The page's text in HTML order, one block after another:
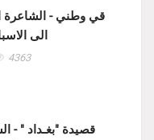
قي وطني - الشاعرة
الى
4363
قصيدة "بغـداد " -